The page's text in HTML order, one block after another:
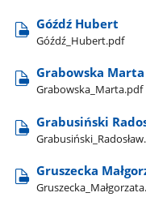
Góźdź Hubert
Góźdź​_Hubert.pdf
Grabowska Marta
Grabowska​_Marta.pdf
Grabusiński
Gruszecka